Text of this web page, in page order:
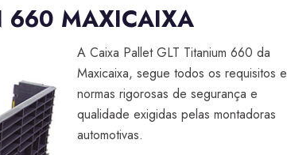
660 MAXICAIXA
A Caixa Pallet GLT Titanium 660 da
Maxicaixa, segue todos os requisitos e
normas rigorosas de segurança e
qualidade exigidas pelas montadoras
automotivas.